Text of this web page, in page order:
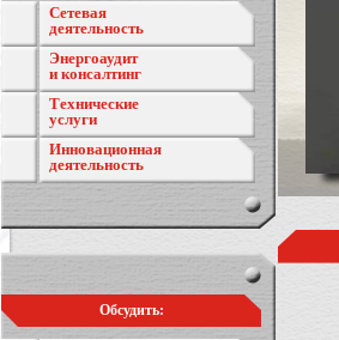
Сетевая
деятельность
Энергоаудит
и консалтинг
Технические
услуги
Инновационная
деятельность
Обсудить: